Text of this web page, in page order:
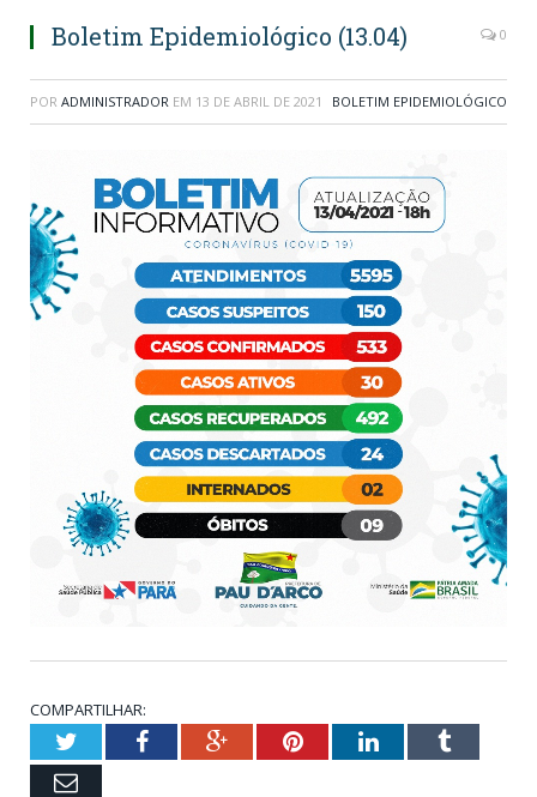
Boletim Epidemiológico (13.04) 0
POR ADMINISTRADOR EM 13 DE ABRIL DE 2021 BOLETIM EPIDEMIOLÓGICO
COMPARTILHAR:
TwitterFacebookGoogle+PinterestLinkedInTumblr
Email